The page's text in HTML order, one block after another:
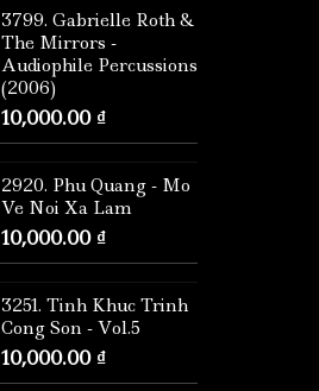
3799. Gabrielle Roth &
The Mirrors -
Audiophile Percussions
(2006)
10,000.00 ₫
2920. Phu Quang - Mo
Ve Noi Xa Lam
10,000.00 ₫
3251. Tinh Khuc Trinh
Cong Son - Vol.5
10,000.00 ₫